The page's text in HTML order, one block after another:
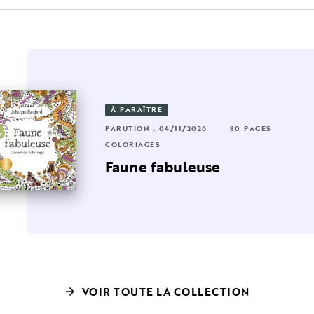
PAGES
: 17/06/2026
224 PAGES
petit monde à colorier
'n Cosy
À PARAÎTRE
PARUTION : 04/11/2026
80 PAGES
COLORIAGES
Faune fabuleuse
arrow_forward VOIR TOUTE LA COLLECTION